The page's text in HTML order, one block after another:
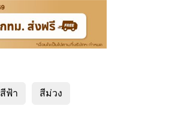
สีฟ้า สีม่วง